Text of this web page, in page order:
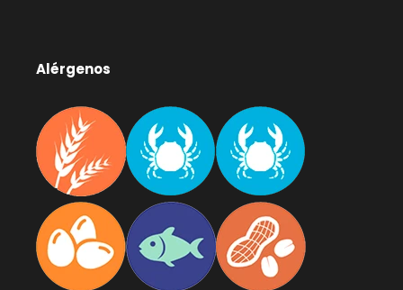
Alérgenos